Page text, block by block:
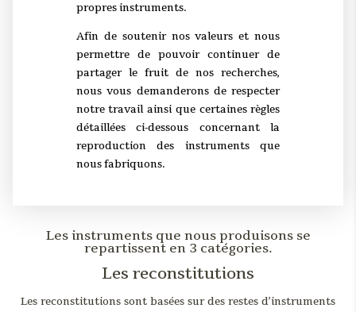
propres instruments.
Afin de soutenir nos valeurs et nous
permettre de pouvoir continuer de
partager le fruit de nos recherches,
nous vous demanderons de respecter
notre travail ainsi que certaines règles
détaillées ci-dessous concernant la
reproduction des instruments que
nous fabriquons.
Les instruments que nous produisons se
repartissent en 3 catégories.
Les reconstitutions
Les reconstitutions sont basées sur des restes d’instruments